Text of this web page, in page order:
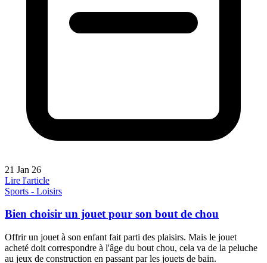
21 Jan 26
Lire l'article
Sports - Loisirs
Bien choisir un jouet pour son bout de chou
Offrir un jouet à son enfant fait parti des plaisirs. Mais le jouet
acheté doit correspondre à l'âge du bout chou, cela va de la peluche
au jeux de construction en passant par les jouets de bain.